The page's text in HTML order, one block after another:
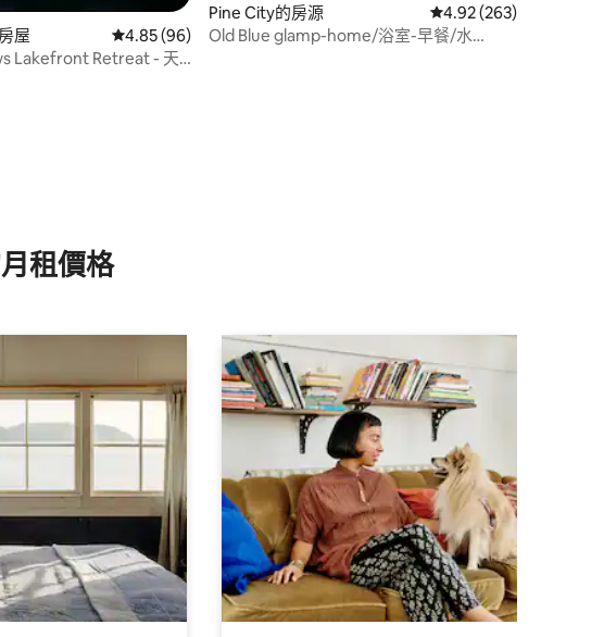
評分（滿分 5 分）
屋 從 96 則評價中獲得 4.85 的平均評分（滿分 5 分）
4.85 (96)
Lakefront Retreat - 天
Pine City的房源 從 263 則評價中獲得
4.92 (263)
Old Blue glamp-home/浴室-早餐/水
租價格